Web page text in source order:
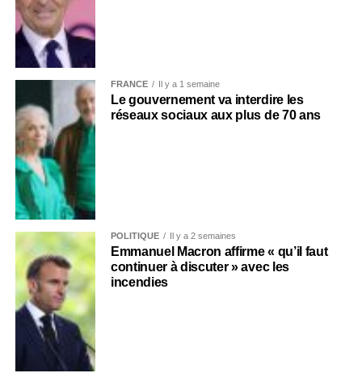
FRANCE Il y a 1 semaine
Le gouvernement va interdire les
réseaux sociaux aux plus de 70 ans
POLITIQUE Il y a 2 semaines
Emmanuel Macron affirme « qu’il faut
continuer à discuter » avec les
incendies